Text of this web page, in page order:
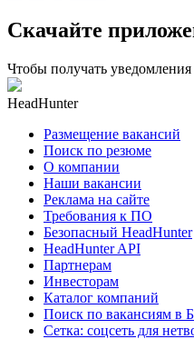
Скачайте
Чтобы получать
HeadHunter
Размещение вакансий
Поиск по резюме
О компании
Наши вакансии
Реклама на сайте
Требования к ПО
Безопасный HeadHunter
HeadHunter API
Партнерам
Инвесторам
Каталог компаний
Поиск по вакансиям в
Сетка: соцсеть для